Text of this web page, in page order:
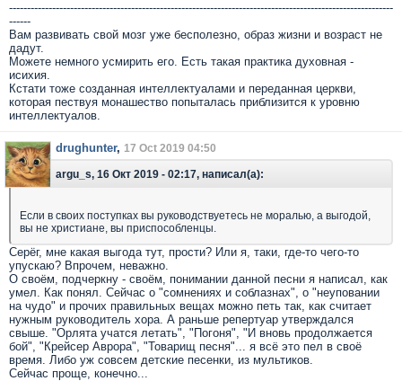
-----------------------------------------------------------------------------------------------------------
------
Вам развивать свой мозг уже бесполезно, образ жизни и возраст не
дадут.
Можете немного усмирить его. Есть такая практика духовная -
исихия.
Кстати тоже созданная интеллектуалами и переданная церкви,
которая пествуя монашество попыталась приблизится к уровню
интеллектуалов.
drughunter, 17 Oct 2019 04:50
argu_s, 16 Окт 2019 - 02:17, написал(а):
Если в своих поступках вы руководствуетесь не моралью, а выгодой,
вы не христиане, вы приспособленцы.
Серёг, мне какая выгода тут, прости? Или я, таки, где-то чего-то
упускаю? Впрочем, неважно.
О своём, подчеркну - своём, понимании данной песни я написал, как
умел. Как понял. Сейчас о "сомнениях и соблазнах", о "неуповании
на чудо" и прочих правильных вещах можно петь так, как считает
нужным руководитель хора. А раньше репертуар утверждался
свыше. "Орлята учатся летать", "Погоня", "И вновь продолжается
бой", "Крейсер Аврора", "Товарищ песня"... я всё это пел в своё
время. Либо уж совсем детские песенки, из мультиков.
Сейчас проще, конечно...